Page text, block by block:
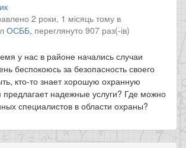
2 роки, 1 місяць тому в
ОСББ, переглянуто 907 раз(-ів)
у нас в районе начались случаи
беспокоюсь за безопасность своего
кто-то знает хорошую охранную
надежные услуги? Где можно
специалистов в области охраны?